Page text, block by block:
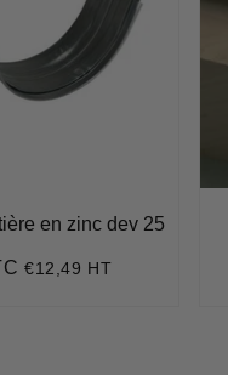
en zinc dev 25
€14,99
€12,49 HT